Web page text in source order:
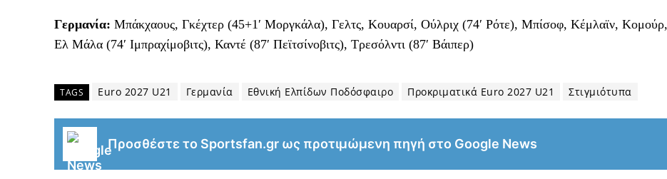
Γερμανία: Μπάκχαους, Γκέχτερ (45+1′ Μοργκάλα), Γελτς, Κουαρσί, Ούλριχ (74′ Ρότε), Μπίσοφ, Κέμλαϊν, Κομούρ,
Ελ Μάλα (74′ Ιμπραχίμοβιτς), Καντέ (87′ Πεϊτσίνοβιτς), Τρεσόλντι (87′ Βάιπερ)
TAGS Euro 2027 U21 Γερμανία Εθνική Ελπίδων Ποδόσφαιρο Προκριματικά Euro 2027 U21 Στιγμιότυπα
Προσθέστε το Sportsfan.gr ως προτιμώμενη πηγή στο Google News